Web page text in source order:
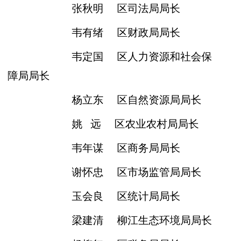
张秋明
区司法局局长
韦有绪
区财政局局长
韦定国
区人力资源和社会保
障局局长
杨立东
区自然资源局局长
姚
远
区农业农村局局长
韦年谋
区商务局局长
谢怀忠
区市场监管局局长
玉会良
区统计局局长
梁建清
柳江生态环境局局长